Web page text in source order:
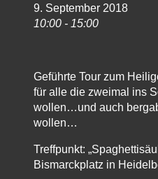
9. September 2018
10:00 - 15:00
Geführte Tour zum
für alle die zweimal ins
wollen…und auch
wollen…
Treffpunkt:
Bismarckplatz in